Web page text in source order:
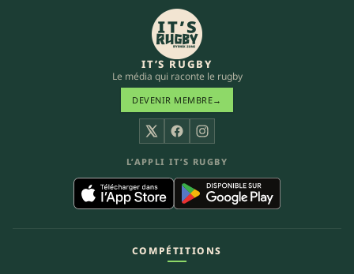
IT’S RUGBY
Le média qui raconte le rugby
DEVENIR MEMBRE→
X FacebookInstagram
L’APPLI IT’S RUGBY
COMPÉTITIONS